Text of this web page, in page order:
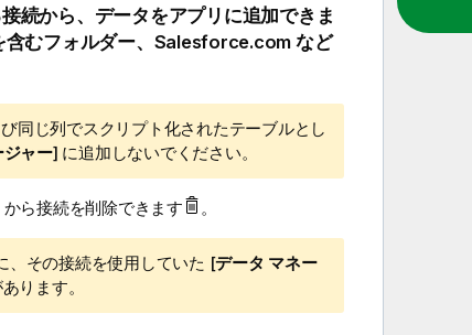
続から、データをアプリに追加できま
むフォルダー、 Salesforce.com など
同じ列でスクリプト化されたテーブルとし
ャー] に追加しないでください。
から接続を削除できます 。
、その接続を使用していた [データ マネー
ります。